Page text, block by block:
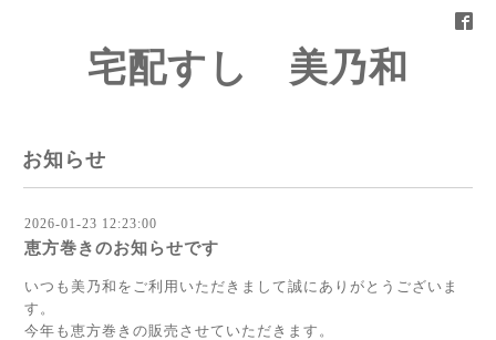
宅配すし 美乃和
お知らせ
2026-01-23 12:23:00
恵方巻きのお知らせです
いつも美乃和をご利用いただきまして誠にありがとうございま
す。
今年も恵方巻きの販売させていただきます。